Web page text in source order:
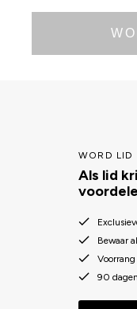
WORD LID
Als lid
Bewaar
90